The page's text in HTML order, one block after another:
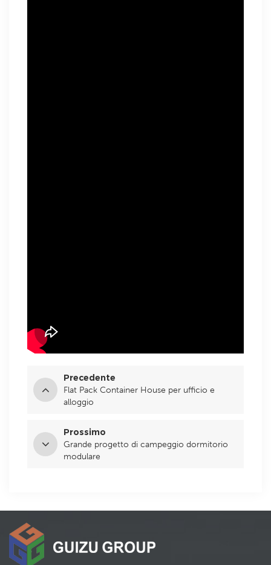
Precedente
Flat Pack Container House per ufficio e
alloggio
Prossimo
Grande progetto di campeggio dormitorio
modulare